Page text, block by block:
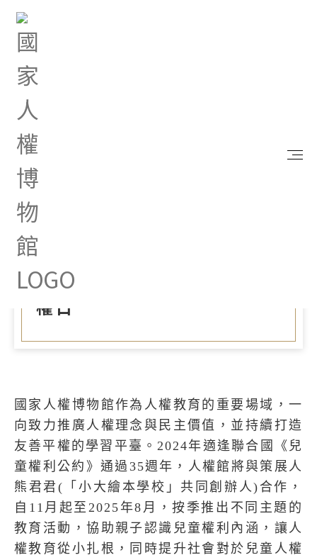
首頁
子的世界 用行動響應國際兒童人權日
Nov 07, 2024 |
動 以傾聽與守護看見孩子的
世界 用行動響應國際兒童人
權日
國家人權博物館作為人權教育的重要場域，一
向致力推廣人權理念與民主價值，並持續打造
友善平權的學習平臺。2024年適逢聯合國《兒
童權利公約》通過35週年，人權館將與策展人
熊君君(「小大繪本學校」共同創辦人)合作，
自11月起至2025年8月，按季推出不同主題的
教育活動，協助親子認識兒童權利內涵，讓人
權教育從小扎根，同時提升社會對於兒童人權